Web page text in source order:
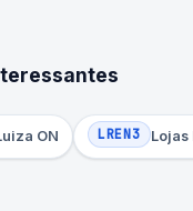
ON LREN3 Lojas